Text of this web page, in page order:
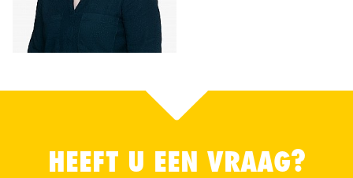
HEEFT U EEN VRAAG?